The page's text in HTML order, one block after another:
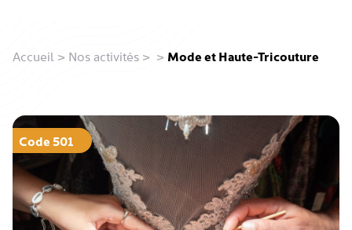
Accueil > Nos activités > > Mode et Haute-Tricouture
Code 501